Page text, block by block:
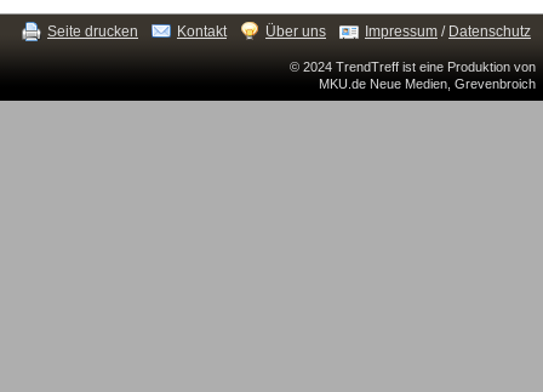
Seite drucken Kontakt Über uns Impressum / Datenschutz
© 2024 TrendTreff ist eine Produktion von
MKU.de Neue Medien, Grevenbroich